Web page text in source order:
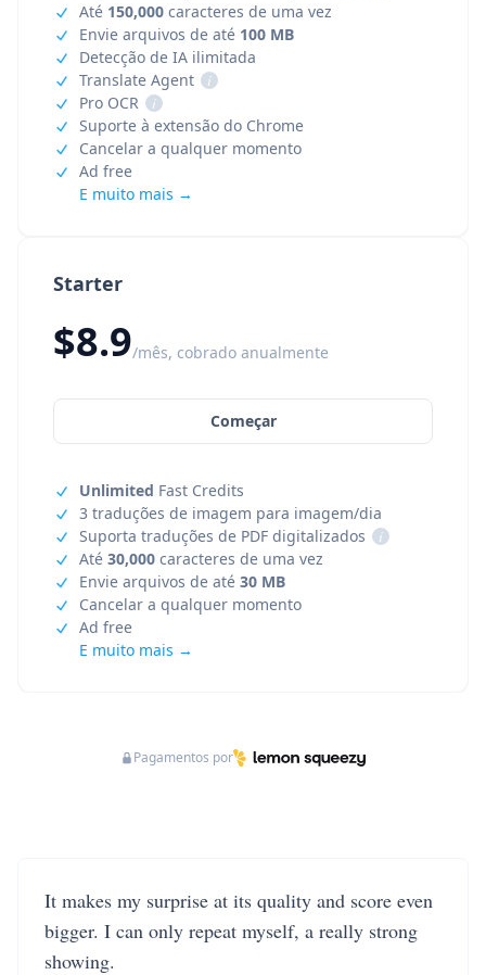
Starter
$8.9/mês, cobrado anualmente
Começar
Unlimited Fast Credits
3 traduções de imagem para imagem/dia
Suporta traduções de PDF digitalizados
i
Até 30,000 caracteres de uma vez
Envie arquivos de até 30 MB
Cancelar a qualquer momento
Ad free
E muito mais →
Até 150,000 caracteres de uma vez
Envie arquivos de até 100 MB
Detecção de IA ilimitada
Translate Agent
i
Pro OCR
i
Suporte à extensão do Chrome
Cancelar a qualquer momento
Ad free
E muito mais →
Pagamentos por
It makes my surprise at its quality and score even
bigger. I can only repeat myself, a really strong
showing.